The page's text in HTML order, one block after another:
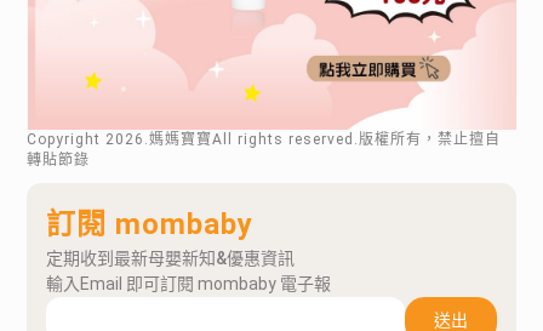
Copyright 2026 .媽媽寶寶All rights reserved.版權所有，禁止擅自
轉貼節錄
訂閱 mombaby
定期收到最新母嬰新知&優惠資訊
輸入Email 即可訂閱 mombaby 電子報
送出